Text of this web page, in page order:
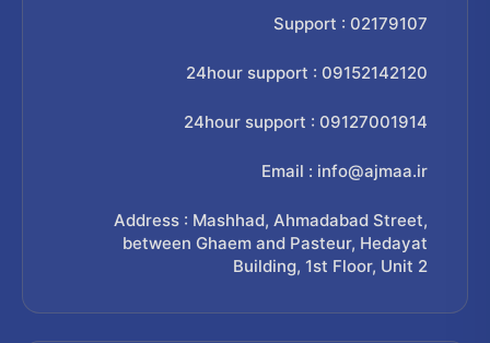
Support : 02179107
24hour support : 09152142120
24hour support : 09127001914
Email : info@ajmaa.ir
Address : Mashhad, Ahmadabad Street,
between Ghaem and Pasteur, Hedayat
Building, 1st Floor, Unit 2